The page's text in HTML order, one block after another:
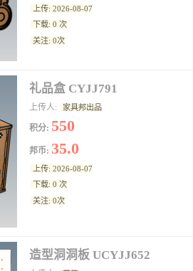
上传: 2026-08-07
下载: 0 次
关注: 0次
礼品盒 CYJJ791
上传人: 家具邦出品
积分: 550
邦币: 35.0
上传: 2026-08-07
下载: 0 次
关注: 0次
造型洞洞板 UCYJJ652